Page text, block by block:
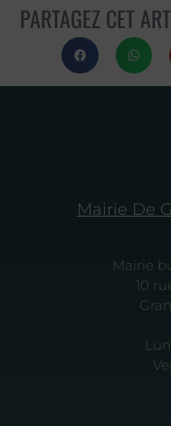
PARTAGEZ CET
Mairie De
Mairie
10